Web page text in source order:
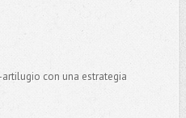
con una estrategia